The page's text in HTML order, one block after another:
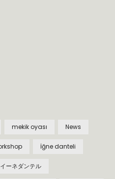
mekik oyası News
İğne danteli
イーネダンテル